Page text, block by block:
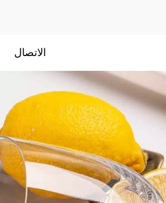
الاتصال